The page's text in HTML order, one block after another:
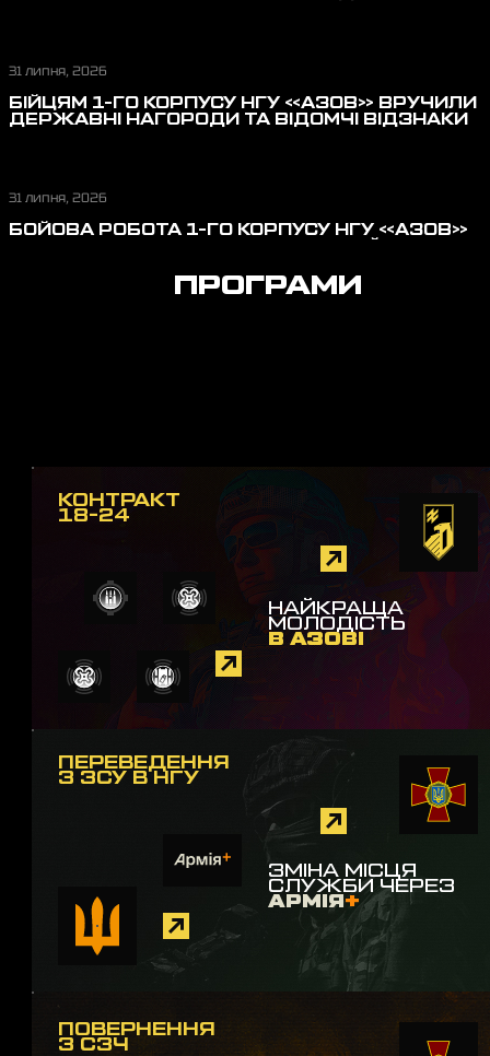
31 липня, 2026
БІЙЦЯМ 1-ГО КОРПУСУ НГУ «АЗОВ» ВРУЧИЛИ
ДЕРЖАВНІ НАГОРОДИ ТА ВІДОМЧІ ВІДЗНАКИ
31 липня, 2026
БОЙОВА РОБОТА 1-ГО КОРПУСУ НГУ «АЗОВ»
ПРОГРАМИ
КОНТРАКТ
18-24
НАЙКРАЩА
МОЛОДІСТЬ
В АЗОВІ
ПЕРЕВЕДЕННЯ
З ЗСУ В НГУ
ЗМІНА МІСЦЯ
СЛУЖБИ ЧЕРЕЗ
АРМІЯ +
ПОВЕРНЕННЯ
З СЗЧ